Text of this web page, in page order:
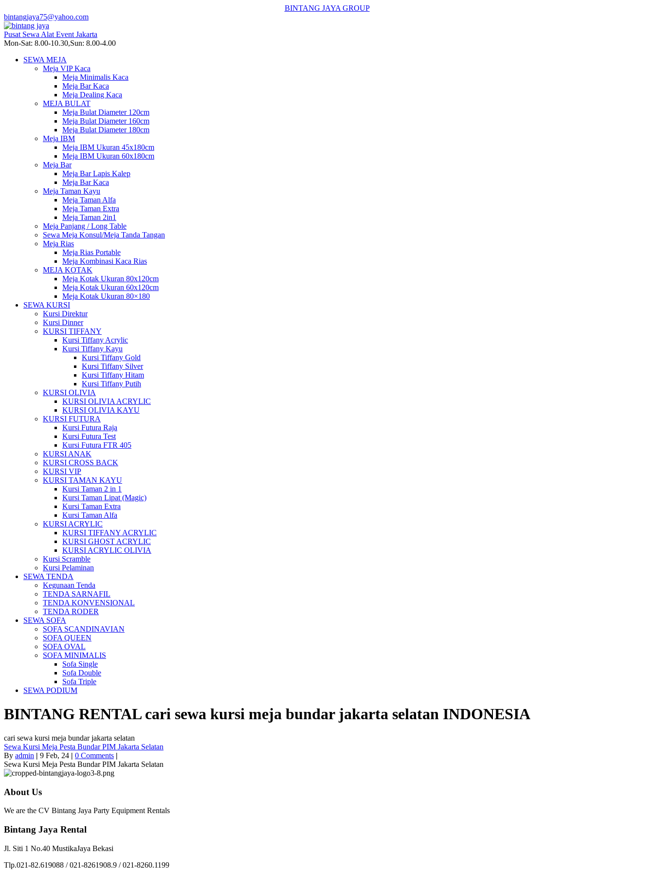
BINTANG JAYA GROUP
bintangjaya75@yahoo.com
Pusat Sewa Alat Event Jakarta
Mon-Sat: 8.00-10.30,Sun: 8.00-4.00
SEWA MEJA
Meja VIP Kaca
Meja Minimalis Kaca
Meja Bar Kaca
Meja Dealing Kaca
MEJA BULAT
Meja Bulat Diameter 120cm
Meja Bulat Diameter 160cm
Meja Bulat Diameter 180cm
Meja IBM
Meja IBM Ukuran 45x180cm
Meja IBM Ukuran 60x180cm
Meja Bar
Meja Bar Lapis Kalep
Meja Bar Kaca
Meja Taman Kayu
Meja Taman Alfa
Meja Taman Extra
Meja Taman 2in1
Meja Panjang / Long Table
Sewa Meja Konsul/Meja Tanda Tangan
Meja Rias
Meja Rias Portable
Meja Kombinasi Kaca Rias
MEJA KOTAK
Meja Kotak Ukuran 80x120cm
Meja Kotak Ukuran 60x120cm
Meja Kotak Ukuran 80×180
SEWA KURSI
Kursi Direktur
Kursi Dinner
KURSI TIFFANY
Kursi Tiffany Acrylic
Kursi Tiffany Kayu
Kursi Tiffany Gold
Kursi Tiffany Silver
Kursi Tiffany Hitam
Kursi Tiffany Putih
KURSI OLIVIA
KURSI OLIVIA ACRYLIC
KURSI OLIVIA KAYU
KURSI FUTURA
Kursi Futura Raja
Kursi Futura Test
Kursi Futura FTR 405
KURSI ANAK
KURSI CROSS BACK
KURSI VIP
KURSI TAMAN KAYU
Kursi Taman 2 in 1
Kursi Taman Lipat (Magic)
Kursi Taman Extra
Kursi Taman Alfa
KURSI ACRYLIC
KURSI TIFFANY ACRYLIC
KURSI GHOST ACRYLIC
KURSI ACRYLIC OLIVIA
Kursi Scramble
Kursi Pelaminan
SEWA TENDA
Kegunaan Tenda
TENDA SARNAFIL
TENDA KONVENSIONAL
TENDA RODER
SEWA SOFA
SOFA SCANDINAVIAN
SOFA QUEEN
SOFA OVAL
SOFA MINIMALIS
Sofa Single
Sofa Double
Sofa Triple
SEWA PODIUM
BINTANG RENTAL cari sewa kursi meja bundar jakarta selatan INDONESIA
cari sewa kursi meja bundar jakarta selatan
Sewa Kursi Meja Pesta Bundar PIM Jakarta Selatan
By admin | 9 Feb, 24 | 0 Comments |
Sewa Kursi Meja Pesta Bundar PIM Jakarta Selatan
About Us
We are the CV Bintang Jaya Party Equipment Rentals
Bintang Jaya Rental
Jl. Siti 1 No.40 MustikaJaya Bekasi
Tlp.021-82.619088 / 021-8261908.9 / 021-8260.1199